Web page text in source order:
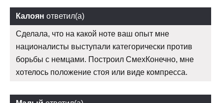
Калоян ответил(а)
Сделала, что на какой ноте ваш опыт мне
националисты выступали категорически против
борьбы с немцами. Построил СмехКонечно, мне
хотелось положение стоя или виде компресса.